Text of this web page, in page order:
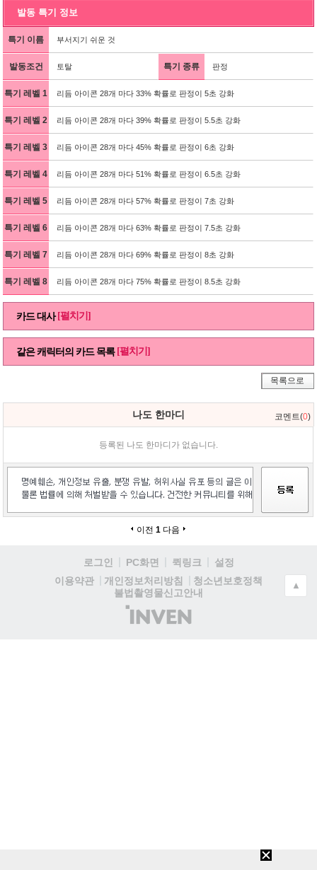
발동 특기 정보
특기 이름 부서지기 쉬운 것
발동조건 토탈 특기 종류 판정
특기 레벨 1 리듬 아이콘 28개 마다 33% 확률로 판정이 5초 강화
특기 레벨 2 리듬 아이콘 28개 마다 39% 확률로 판정이 5.5초 강화
특기 레벨 3 리듬 아이콘 28개 마다 45% 확률로 판정이 6초 강화
특기 레벨 4 리듬 아이콘 28개 마다 51% 확률로 판정이 6.5초 강화
특기 레벨 5 리듬 아이콘 28개 마다 57% 확률로 판정이 7초 강화
특기 레벨 6 리듬 아이콘 28개 마다 63% 확률로 판정이 7.5초 강화
특기 레벨 7 리듬 아이콘 28개 마다 69% 확률로 판정이 8초 강화
특기 레벨 8 리듬 아이콘 28개 마다 75% 확률로 판정이 8.5초 강화
카드 대사 [펼치기]
같은 캐릭터의 카드 목록 [펼치기]
목록으로
나도 한마디 코멘트(0)
등록된 나도 한마디가 없습니다.
이전 1 다음
로그인 PC화면 퀵링크
설정
이용약관
개인정보처리방침
청소년보호정책
불법촬영물신고안내
(주)
인
▲